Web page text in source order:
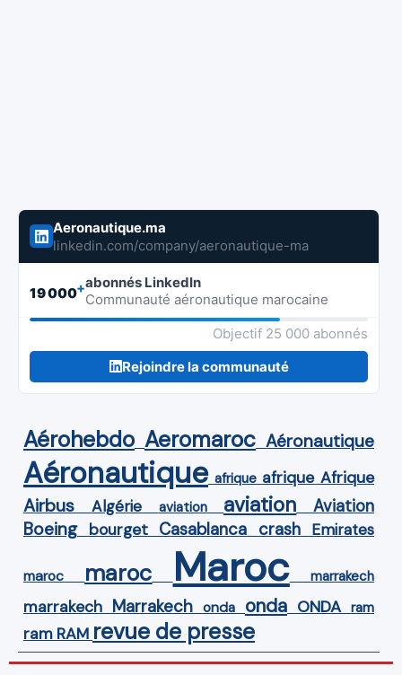
Aeronautique.ma
linkedin.com/company/aeronautique-ma
19 000+abonnés LinkedIn
Communauté aéronautique marocaine
Objectif 25 000 abonnés
Rejoindre la communauté
Aérohebdo Aeromaroc Aéronautique
Aéronautique afrique afrique Afrique
Airbus Algérie aviation aviation Aviation
Boeing bourget Casablanca crash Emirates
maroc maroc Maroc marrakech
marrakech Marrakech onda onda ONDA ram
ram RAM revue de presse